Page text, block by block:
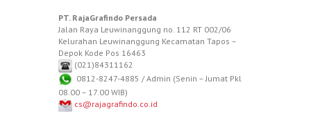
PT. RajaGrafindo Persada
Jalan Raya Leuwinanggung no. 112 RT 002/06
Kelurahan Leuwinanggung Kecamatan Tapos –
Depok Kode Pos 16463
(021)84311162
0812-8247-4885 / Admin (Senin – Jumat Pkl
08.00 – 17.00 WIB)
cs@rajagrafindo.co.id